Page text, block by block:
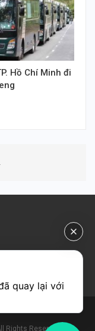
Hồ Chí Minh đi
Rights Reserved.
quay lại với